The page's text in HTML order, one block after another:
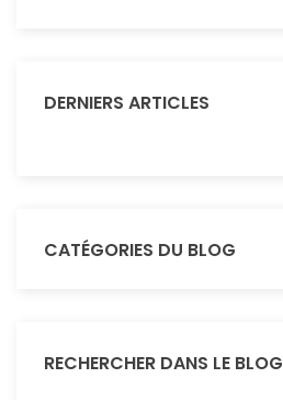
DERNIERS ARTICLES
CATÉGORIES DU BLOG
RECHERCHER DANS LE BLOG